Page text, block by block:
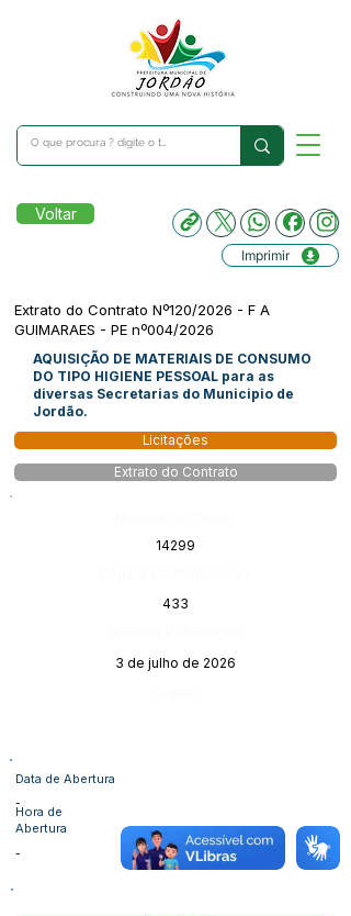
Voltar
Imprimir
Extrato do Contrato Nº120/2026 - F A
GUIMARAES - PE nº004/2026
AQUISIÇÃO DE MATERIAIS DE CONSUMO
DO TIPO HIGIENE PESSOAL para as
diversas Secretarias do Municipio de
Jordão.
Licitações
Extrato do Contrato
14299
433
3 de julho de 2026
Data de Abertura
-
Hora de
Abertura
-